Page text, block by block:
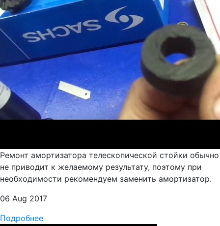
Ремонт амортизатора телескопической стойки обычно
не приводит к желаемому результату, поэтому при
необходимости рекомендуем заменить амортизатор.
06 Aug 2017
Подробнее